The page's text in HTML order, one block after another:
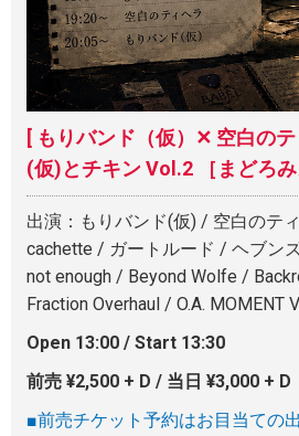
[ もりバンド（仮）✕ 空白の
(仮)とチキン Vol.2 ［まどろ
出演：もりバンド(仮) / 空白のテ
cachette / ガートルード / ヘブン
not enough / Beyond Wolfe /
Fraction Overhaul / O.A. MOMENT
Open 13:00 / Start 13:30
前売 ¥2,500 + D / 当日 ¥3,000 + D
■前売チケット予約はお目当ての